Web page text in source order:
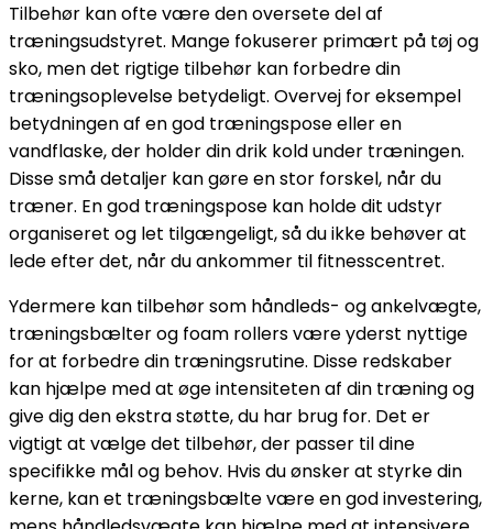
Tilbehør kan ofte være den oversete del af
træningsudstyret. Mange fokuserer primært på tøj og
sko, men det rigtige tilbehør kan forbedre din
træningsoplevelse betydeligt. Overvej for eksempel
betydningen af en god træningspose eller en
vandflaske, der holder din drik kold under træningen.
Disse små detaljer kan gøre en stor forskel, når du
træner. En god træningspose kan holde dit udstyr
organiseret og let tilgængeligt, så du ikke behøver at
lede efter det, når du ankommer til fitnesscentret.
Ydermere kan tilbehør som håndleds- og ankelvægte,
træningsbælter og foam rollers være yderst nyttige
for at forbedre din træningsrutine. Disse redskaber
kan hjælpe med at øge intensiteten af din træning og
give dig den ekstra støtte, du har brug for. Det er
vigtigt at vælge det tilbehør, der passer til dine
specifikke mål og behov. Hvis du ønsker at styrke din
kerne, kan et træningsbælte være en god investering,